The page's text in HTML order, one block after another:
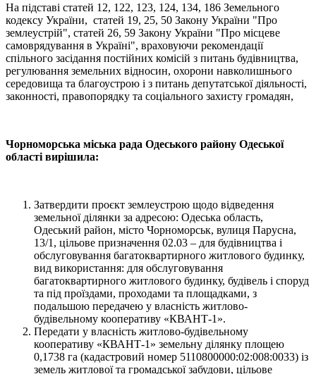
На підставі статей 12, 122, 123, 124, 134, 186 Земельного
кодексу України, статей 19, 25, 50 Закону України "Про
землеустрій", статей 26, 59 Закону України "Про місцеве
самоврядування в Україні", враховуючи рекомендації
спільного засідання постійних комісій з питань будівництва,
регулювання земельних відносин, охорони навколишнього
середовища та благоустрою і з питань депутатської діяльності,
законності, правопорядку та соціального захисту громадян,
Чорноморська міська рада Одеського району Одеської
області вирішила:
Затвердити проєкт землеустрою щодо відведення
земельної ділянки за адресою: Одеська область,
Одеський район, місто Чорноморськ, вулиця Парусна,
13/1, цільове призначення 02.03 – для будівництва і
обслуговування багатоквартирного житлового будинку,
вид використання: для обслуговування
багатоквартирного житлового будинку, будівель і споруд
та під проїздами, проходами та площадками, з
подальшою передачею у власність житлово-
будівельному кооперативу «КВАНТ-1».
Передати у власність житлово-будівельному
кооперативу «КВАНТ-1» земельну ділянку площею
0,1738 га (кадастровий номер 5110800000:02:008:0033) із
земель житлової та громадської забудови, цільове